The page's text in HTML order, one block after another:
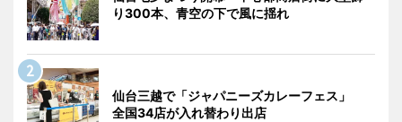
り300本、青空の下で風に揺れ
仙台三越で「ジャパニーズカレーフェス」
全国34店が入れ替わり出店